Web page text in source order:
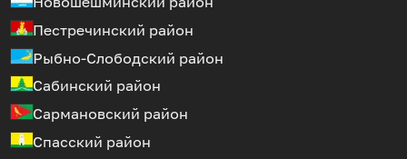
Пестречинский район
Рыбно-Слободский район
Сабинский район
Сармановский район
Спасский район